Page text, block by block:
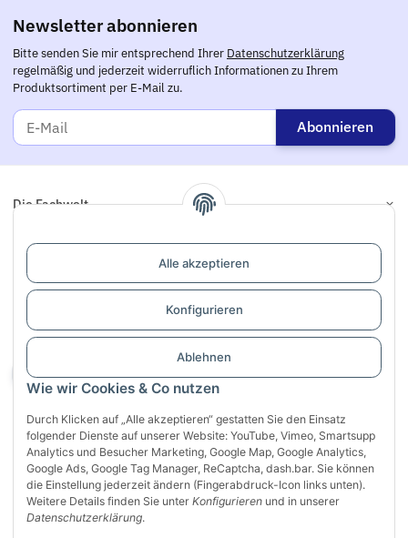
Wie wir Cookies & Co nutzen
Durch Klicken auf „Alle akzeptieren“ gestatten Sie den Einsatz
folgender Dienste auf unserer Website: YouTube, Vimeo, Smartsupp
Analytics und Besucher Marketing, Google Map, Google Analytics,
Google Ads, Google Tag Manager, ReCaptcha, dash.bar. Sie können
die Einstellung jederzeit ändern (Fingerabdruck-Icon links unten).
Weitere Details finden Sie unter Konfigurieren und in unserer
Datenschutzerklärung.
Alle akzeptieren
Konfigurieren
Ablehnen
Newsletter abonnieren
Bitte senden Sie mir entsprechend Ihrer Datenschutzerklärung
regelmäßig und jederzeit widerruflich Informationen zu Ihrem
Produktsortiment per E-Mail zu.
Abonnieren
Die Fachwelt
Informationen
Links
Support / Dialogaufnahme
Vertrag widerrufen
Sichere Zahlung mit:
VISA